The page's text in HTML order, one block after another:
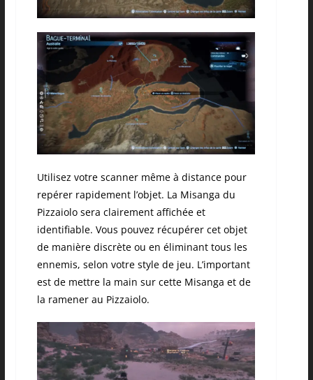
Utilisez votre scanner même à distance pour
repérer rapidement l’objet. La Misanga du
Pizzaiolo sera clairement affichée et
identifiable. Vous pouvez récupérer cet objet
de manière discrète ou en éliminant tous les
ennemis, selon votre style de jeu. L’important
est de mettre la main sur cette Misanga et de
la ramener au Pizzaiolo.